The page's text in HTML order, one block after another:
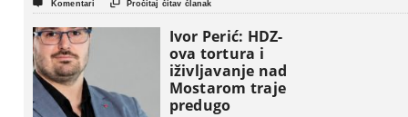
pojavljuju kao
osnovne
političke jedinice
 Komentari  Pročitaj čitav članak
Ivor Perić: HDZ-
ova tortura i
iživljavanje nad
Mostarom traje
predugo